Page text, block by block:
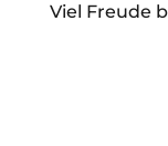
Viel Freude